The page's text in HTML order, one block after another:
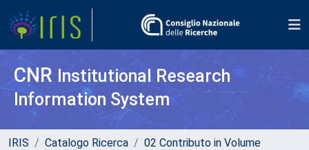
CNR Institutional Research
Information System
IRIS Catalogo Ricerca
02 Contributo in Volume